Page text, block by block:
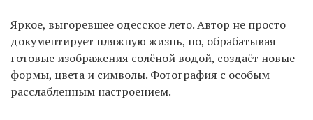
Яркое, выгоревшее одесское лето. Автор не просто
документирует пляжную жизнь, но, обрабатывая
готовые изображения солёной водой, создаёт новые
формы, цвета и символы. Фотография с особым
расслабленным настроением.